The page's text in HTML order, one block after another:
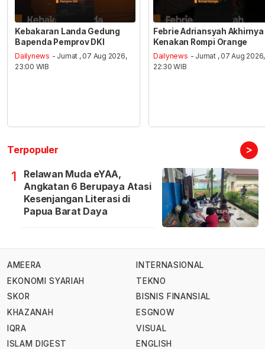
Kebakaran Landa Gedung
Bapenda Pemprov DKI
Dailynews - Jumat , 07 Aug 2026,
23:00 WIB
Febrie Adriansyah Akhirnya
Kenakan Rompi Orange
Dailynews - Jumat , 07 Aug 2026,
22:30 WIB
Terpopuler >
1
Relawan Muda eYAA,
Angkatan 6 Berupaya Atasi
Kesenjangan Literasi di
Papua Barat Daya
AMEERA
EKONOMI SYARIAH
SKOR
KHAZANAH
IQRA
ISLAM DIGEST
INTERNASIONAL
TEKNO
BISNIS FINANSIAL
ESGNOW
VISUAL
ENGLISH